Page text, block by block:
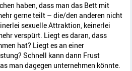
haben, dass man das Bett mit
gerne teilt – die/den anderen nicht
sexuelle Attraktion, keinerlei
verspürt. Liegt es daran, dass
hat? Liegt es an einer
Schnell kann dann Frust
man dagegen unternehmen könnte.